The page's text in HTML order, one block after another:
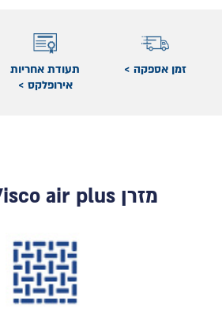
זמן אספקה >
תעודת אחריות
אירופלקס >
מזרן Molly Visco air plus